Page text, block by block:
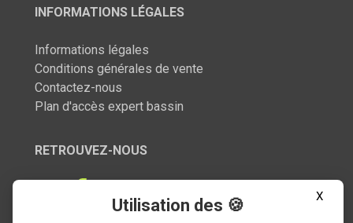
INFORMATIONS LÉGALES
Informations légales
Conditions générales de vente
Contactez-nous
Plan d'accès expert bassin
RETROUVEZ-NOUS
X
Utilisation des 🍪